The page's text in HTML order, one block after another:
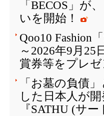
「BECOS」が
いを開始！
Qoo10 Fashion
～2026年9月
賞券等をプレゼ
「お墓の負債
した日本人が
『SATHU (サ